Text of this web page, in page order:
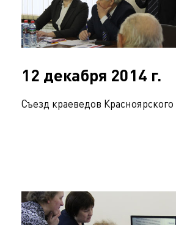
12 декабря 2014 г.
Съезд краеведов Красноярского